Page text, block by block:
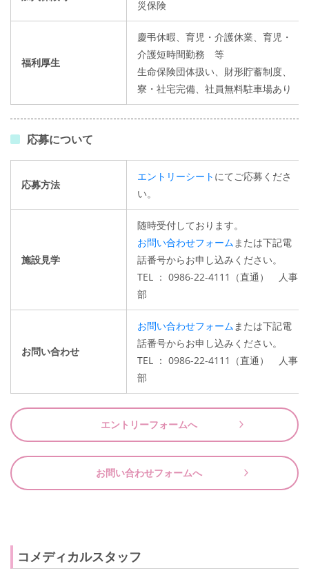
災保険
福利厚生
慶弔休暇、育児・介護休業、育児・
介護短時間勤務 等
生命保険団体扱い、財形貯蓄制度、
寮・社宅完備、社員無料駐車場あり
応募について
応募方法
エントリーシート にてご応募くださ
い。
施設見学
随時受付しております。
お問い合わせフォームまたは下記電
話番号からお申し込みください。
TEL ： 0986-22-4111（直通） 人事
部
お問い合わせ
お問い合わせフォームまたは下記電
話番号からお申し込みください。
TEL ： 0986-22-4111（直通） 人事
部
エントリーフォームへ
お問い合わせフォームへ
コメディカルスタッフ